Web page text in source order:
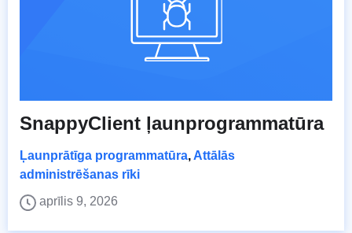
SnappyClient ļaunprogrammatūra
Ļaunprātīga programmatūra, Attālās
administrēšanas rīki
aprīlis 9, 2026